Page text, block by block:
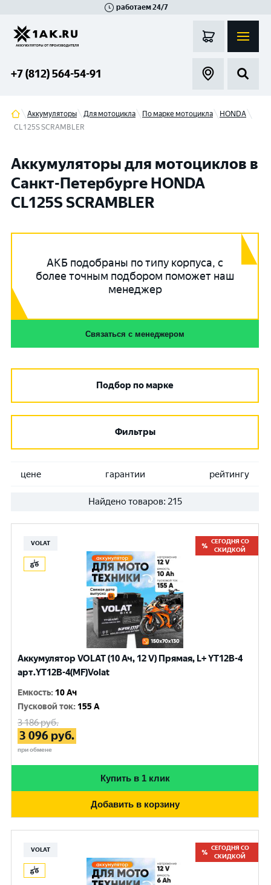
работаем 24/7
+7 (812) 564-54-91
Аккумуляторы Для мотоцикла По марке мотоцикла
HONDA
CL125S SCRAMBLER
Аккумуляторы для мотоциклов в
Санкт-Петербурге HONDA
CL125S SCRAMBLER
АКБ подобраны по типу корпуса, с
более точным подбором поможет наш
менеджер
Связаться с менеджером
Подбор по марке
Фильтры
цене гарантии рейтингу
Найдено товаров: 215
VOLAT
СЕГОДНЯ СО
СКИДКОЙ
Аккумулятор VOLAT (10 Ач, 12 V) Прямая, L+ YT12B-4
арт.YT12B-4(MF)Volat
Емкость: 10 Ач
Пусковой ток: 155 A
3 186руб.
3 096 руб.
при обмене
Купить в 1 клик
Добавить в корзину
VOLAT
СЕГОДНЯ СО
СКИДКОЙ
Гатчина